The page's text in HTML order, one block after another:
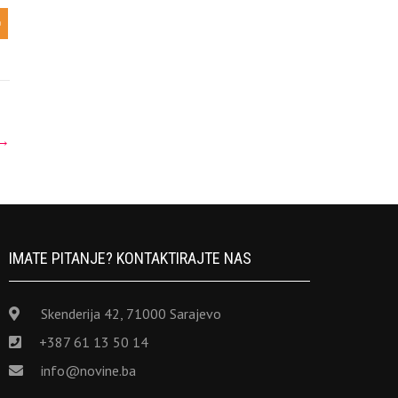
IMATE PITANJE? KONTAKTIRAJTE NAS
Skenderija 42, 71000 Sarajevo
+387 61 13 50 14
info@novine.ba